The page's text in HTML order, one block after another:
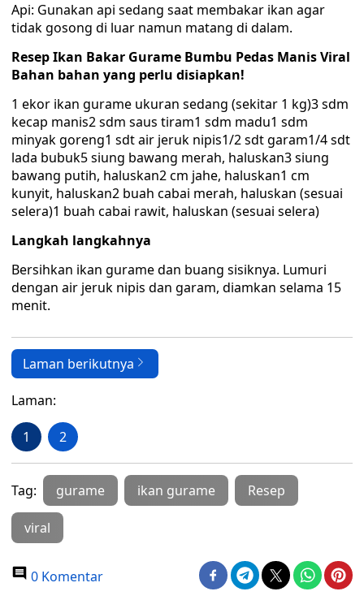
Api: Gunakan api sedang saat membakar ikan agar
tidak gosong di luar namun matang di dalam.
Resep Ikan Bakar Gurame Bumbu Pedas Manis Viral
Bahan bahan yang perlu disiapkan!
1 ekor ikan gurame ukuran sedang (sekitar 1 kg)3 sdm
kecap manis2 sdm saus tiram1 sdm madu1 sdm
minyak goreng1 sdt air jeruk nipis1/2 sdt garam1/4 sdt
lada bubuk5 siung bawang merah, haluskan3 siung
bawang putih, haluskan2 cm jahe, haluskan1 cm
kunyit, haluskan2 buah cabai merah, haluskan (sesuai
selera)1 buah cabai rawit, haluskan (sesuai selera)
Langkah langkahnya
Bersihkan ikan gurame dan buang sisiknya. Lumuri
dengan air jeruk nipis dan garam, diamkan selama 15
menit.
Laman berikutnya
Laman:
1 2
Tag: gurame ikan gurame Resep
viral
0 Komentar